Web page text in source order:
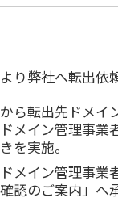
り弊社へ転出依
ら転出先ドメイ
メイン管理事業
を実施。
メイン管理事業
認のご案内」へ